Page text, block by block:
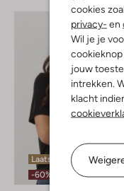
cookies
privacy- en
Wil je je
cookieknop
jouw
intrekken.
klacht
Laatste maten
-60%